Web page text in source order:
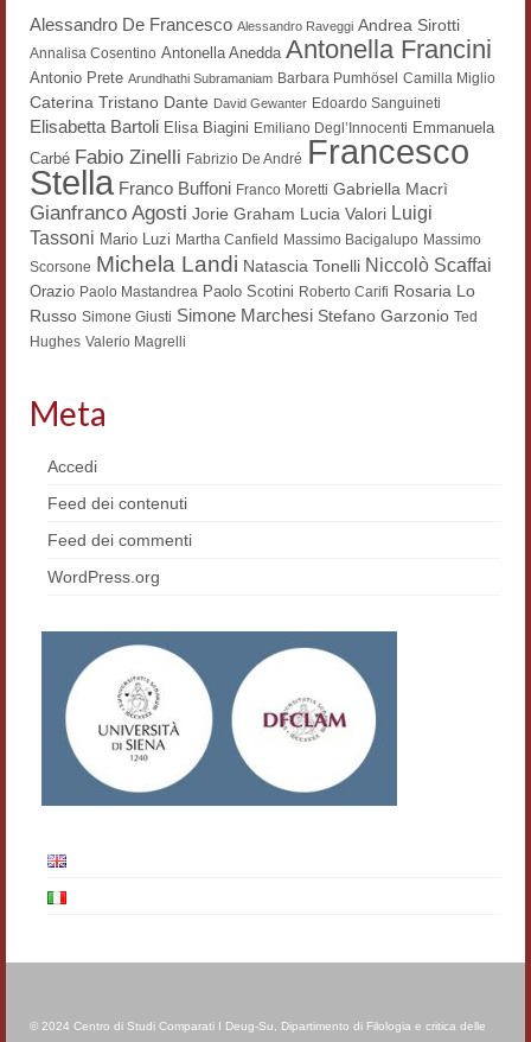
Contatti e indirizzi
Progetti
Biblioteca
News
Tutte le news
News Semicerchio
Convegni e seminari
Eventi
Alessandro De Francesco Alessandro Raveggi Andrea Sirotti
Annalisa Cosentino Antonella Anedda Antonella Francini
Antonio Prete Arundhathi Subramaniam Barbara Pumhösel Camilla Miglio
Caterina Tristano Dante David Gewanter Edoardo Sanguineti
Elisabetta Bartoli Elisa Biagini Emiliano Degl’Innocenti Emmanuela
Carbé Fabio Zinelli Fabrizio De André Francesco
Stella Franco Buffoni Franco Moretti Gabriella Macrì
Gianfranco Agosti Jorie Graham Lucia Valori Luigi
Tassoni Mario Luzi Martha Canfield Massimo Bacigalupo Massimo
Scorsone Michela Landi Natascia Tonelli Niccolò Scaffai
Orazio Paolo Mastandrea Paolo Scotini Roberto Carifi Rosaria Lo
Russo Simone Giusti Simone Marchesi Stefano Garzonio Ted
Hughes Valerio Magrelli
Meta
Accedi
Feed dei contenuti
Feed dei commenti
WordPress.org
© 2024 Centro di Studi Comparati I Deug-Su, Dipartimento di Filologia e critica delle